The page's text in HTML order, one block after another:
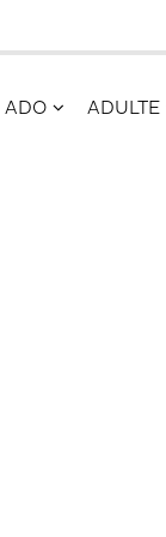
ADO ADULTE